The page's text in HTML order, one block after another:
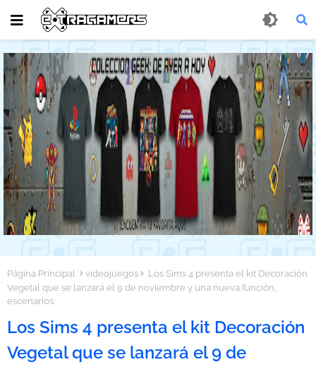
Página Principal videojuegos
Los Sims 4 presenta el kit Decoración
Vegetal que se lanzará el 9 de noviembre y una nueva función,
escenarios.
Los Sims 4 presenta el kit Decoración
Vegetal que se lanzará el 9 de